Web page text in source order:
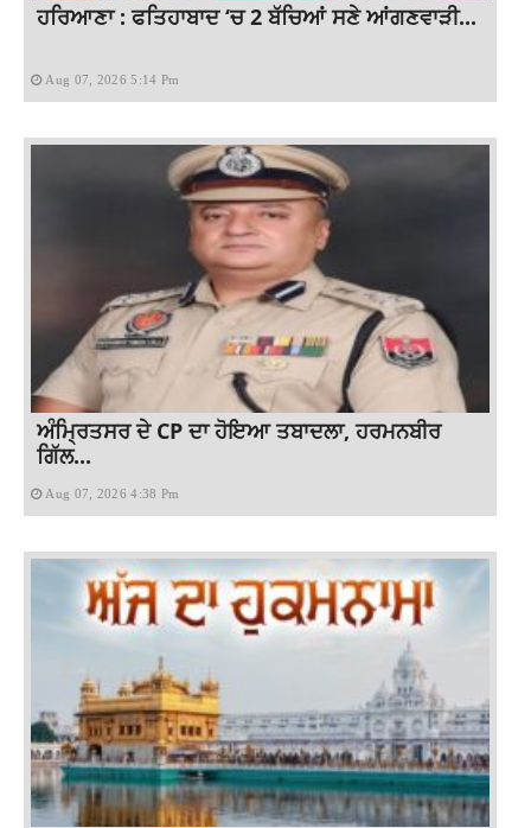
ਹਰਿਆਣਾ : ਫਤਿਹਾਬਾਦ ‘ਚ 2 ਬੱਚਿਆਂ ਸਣੇ ਆਂਗਣਵਾੜੀ...
Aug 07, 2026 5:14 Pm
ਅੰਮ੍ਰਿਤਸਰ ਦੇ CP ਦਾ ਹੋਇਆ ਤਬਾਦਲਾ, ਹਰਮਨਬੀਰ
ਗਿੱਲ...
Aug 07, 2026 4:38 Pm